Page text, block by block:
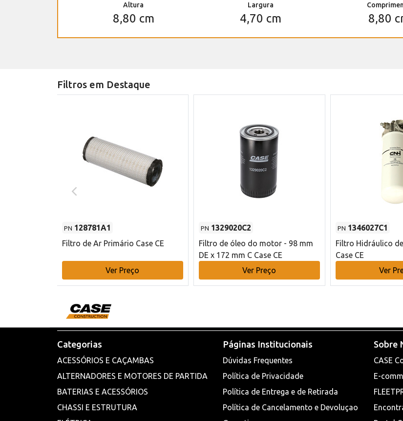
Altura
8,80 cm
Largura
4,70 cm 8,80
Filtros em Destaque
PN 128781A1
Filtro de Ar Primário Case CE
Ver Preço
PN 1329020C2
Filtro de óleo do motor - 98 mm
DE x 172 mm C Case CE
Ver Preço
PN 1346027C1
Filtro Hidráulico
Case CE
Ver
Categorias
ACESSÓRIOS E CAÇAMBAS
ALTERNADORES E MOTORES DE PARTIDA
BATERIAS E ACESSÓRIOS
CHASSI E ESTRUTURA
Páginas Institucionais
Dúvidas Frequentes
Política de Privacidade
Política de Entrega e de Retirada
Política de Cancelamento e Devoluçao
Sobre
CASE
E-